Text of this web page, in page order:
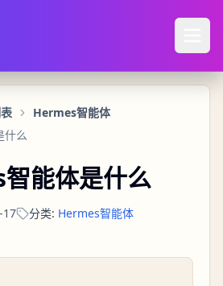
Hermes智能体
什么
能体是什么
17 分类: Hermes智能体